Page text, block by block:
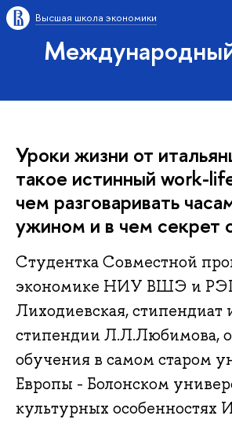
Высшая школа экономики
Уроки жизни от
такое истинный work-
чем разговаривать
ужином и в чем секрет
Студентка Совместной
экономике НИУ ВШЭ и
Лиходиевская, стипендиат
стипендии Л.Л.Любимова,
обучения в самом старом
Европы - Болонском
культурных особенностях